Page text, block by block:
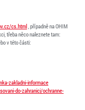
cs.html, případně na OHIM
třeba něco naleznete tam:
v této části:
zakladni-informace
do-zahranici/ochranne-